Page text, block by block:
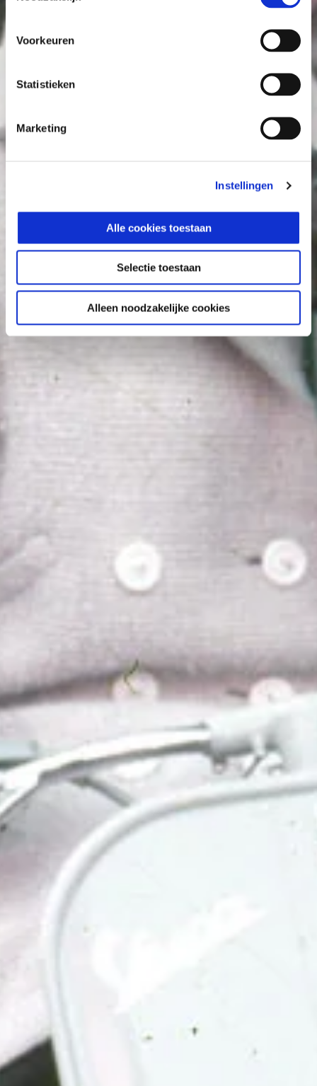
Voorkeuren
Statistieken
Marketing
Instellingen
Alle cookies toestaan
Selectie toestaan
Alleen noodzakelijke cookies